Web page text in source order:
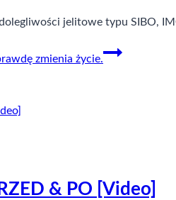
jelitowe typu SIBO,
zmienia życie.
& PO [Video]